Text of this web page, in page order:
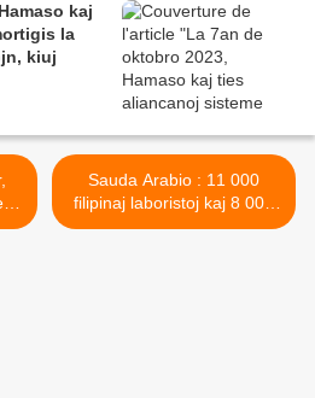
kaj
la
kiuj
Sauda Arabio : 11 000
filipinaj laboristoj kaj 8 000
pakistanaj laboristoj blokataj